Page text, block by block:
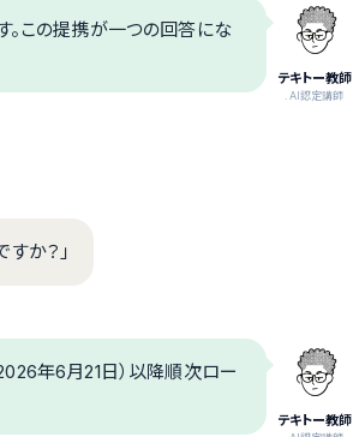
テキトー教師
.AI認定講師
。この提携が一つの回答にな
か？」
テキトー教師
年6月21日）以降順次ロー